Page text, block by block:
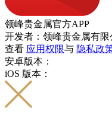
领峰贵金属官方APP
开发者：领峰贵金属有限
查看 应用权限与 隐私政
安卓版本：
iOS 版本：